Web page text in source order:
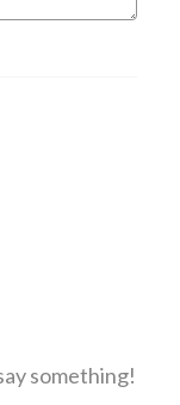
something!